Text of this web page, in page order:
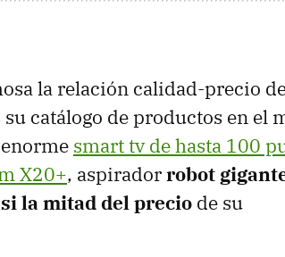
la relación calidad-precio
catálogo de productos en el
smart tv de hasta 100
X20+, aspiradorrobot
la mitad del precio de su